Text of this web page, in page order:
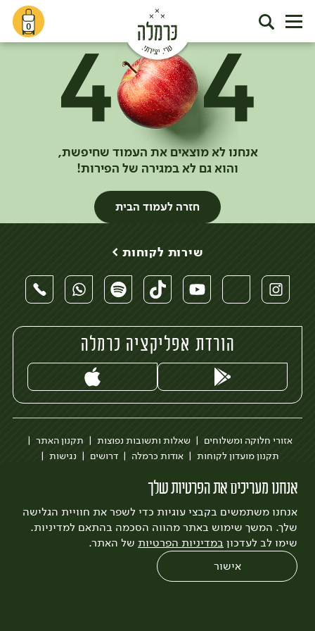
0
אנחנו לא מוצאים את העמוד שחיפשת,
והוא גם לא במגירה של הפירות!
חזרה לעמוד הבית
אנחנו מעריכים את הפרטיות שלך
אנחנו משתמשים בקבצי עוגיות כדי לשפר את חוויית הגלישה
שלך. המשך שימוש באתר מהווה הסכמה בהתאם למדיניות.
שימו לב לעדכון במדיניות הפרטיות של האתר.
אישור
שירות לקוחות >
הורדת אפליקציה כרמלה
אזורי חלוקה ומשלוחים שאלות ותשובות נפוצות
תקנון האתר
תקנון מועדון לקוחות
אודות כרמלה דרושים
נגישות
לצפייה בעדכון מדיניות פרטיות
עיצוב:3bears פיתוח:Quatro